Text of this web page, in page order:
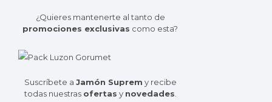
¿Quieres mantenerte al tanto de
promociones exclusivas como esta?
Suscríbete a Jamón Suprem y recibe
todas nuestras ofertas y novedades